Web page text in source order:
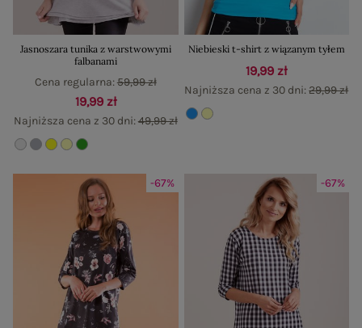
Jasnoszara tunika z warstwowymi
falbanami
19,99 zł
Najniższa cena z 30 dni:49,99 zł
Cena regularna:59,99 zł
Niebieski t-shirt z wiązanym tyłem
19,99 zł
Najniższa cena z 30 dni:29,99 zł
-67% -67%